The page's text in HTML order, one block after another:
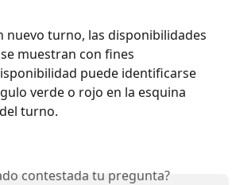
nuevo turno, las disponibilidades
muestran con fines
puede identificarse
verde o rojo en la esquina
turno.
contestada tu pregunta?